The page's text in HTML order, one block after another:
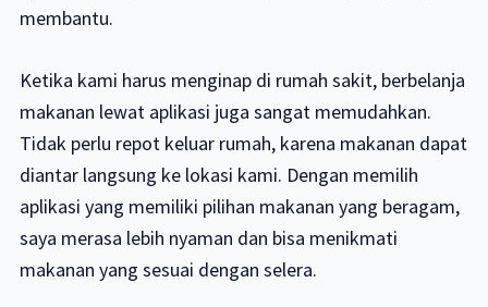
membantu.
Ketika kami harus menginap di rumah sakit, berbelanja
makanan lewat aplikasi juga sangat memudahkan.
Tidak perlu repot keluar rumah, karena makanan dapat
diantar langsung ke lokasi kami. Dengan memilih
aplikasi yang memiliki pilihan makanan yang beragam,
saya merasa lebih nyaman dan bisa menikmati
makanan yang sesuai dengan selera.